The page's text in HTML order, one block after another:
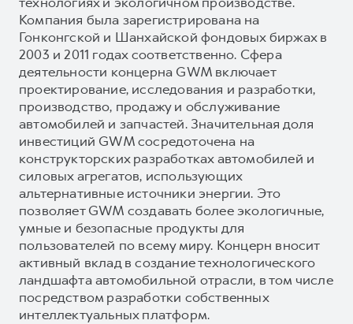
Компания была зарегистрирована на
Гонконгской и Шанхайской фондовых биржах в
2003 и 2011 годах соответственно. Сфера
деятельности концерна GWM включает
проектирование, исследования и разработки,
производство, продажу и обслуживание
автомобилей и запчастей. Значительная доля
инвестиций GWM сосредоточена на
конструкторских разработках автомобилей и
силовых агрегатов, использующих
альтернативные источники энергии. Это
позволяет GWM создавать более экологичные,
умные и безопасные продукты для
пользователей по всему миру. Концерн вносит
активный вклад в создание технологического
ландшафта автомобильной отрасли, в том числе
посредством разработки собственных
интеллектуальных платформ.